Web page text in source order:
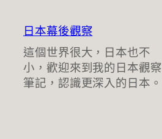
日本幕後觀察
這個世界很大，日本也不
小，歡迎來到我的日本觀察
筆記，認識更深入的日本。